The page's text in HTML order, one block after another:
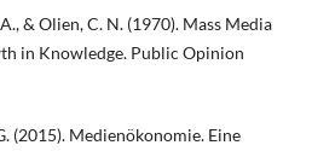
& Olien, C. N. (1970). Mass Media
in Knowledge. Public Opinion
(2015). Medienökonomie. Eine